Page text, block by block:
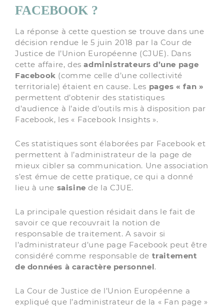
FACEBOOK ?
La réponse à cette question se trouve dans une
décision rendue le 5 juin 2018 par la Cour de
Justice de l’Union Européenne (CJUE). Dans
cette affaire, desadministrateurs d’une page
Facebook (comme celle d’une collectivité
territoriale) étaient en cause. Les pages « fan »
permettent d’obtenir des statistiques
d’audience à l’aide d’outils mis à disposition par
Facebook, les « Facebook Insights ».
Ces statistiques sont élaborées par Facebook et
permettent à l’administrateur de la page de
mieux cibler sa communication. Une association
s’est émue de cette pratique, ce qui a donné
lieu à une saisine de la CJUE.
La principale question résidait dans le fait de
savoir ce que recouvrait la notion de
responsable de traitement. A savoir si
l’administrateur d’une page Facebook peut être
considéré comme responsable de traitement
de données à caractère personnel.
La Cour de Justice de l’Union Européenne a
expliqué que l’administrateur de la « Fan page »